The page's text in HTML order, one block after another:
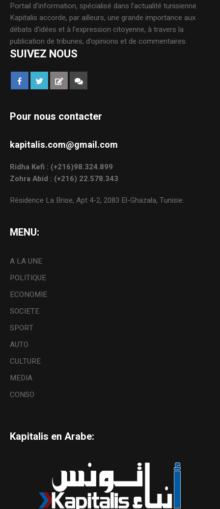
Portail d’information, spécialisé dans l’actualité tunisienne.
Kapitalis accorde, par ailleurs, une grande importance aux
débats d’idées et à l’expression citoyenne, à travers la
publication de tribunes, d’opinions et de commentaires.
SUIVEZ NOUS
Pour nous contacter
kapitalis.com@gmail.com
Ridha Kefi : (+216)98.324.899
Zohra Abid : (+216) 22.578.343
Résidence La Brise, Apt 4-2, 2083 El-Ghazala, Tunisie.
MENU:
A LA UNE
POLITIQUE
ECONOMIE
SOCIETE
SPORT
AUTO
CULTURE
MEDIA
CONSO
Kapitalis en Arabe: